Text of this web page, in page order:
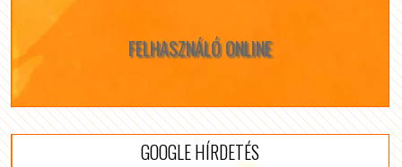
FELHASZNÁLÓ ONLINE
GOOGLE HÍRDETÉS